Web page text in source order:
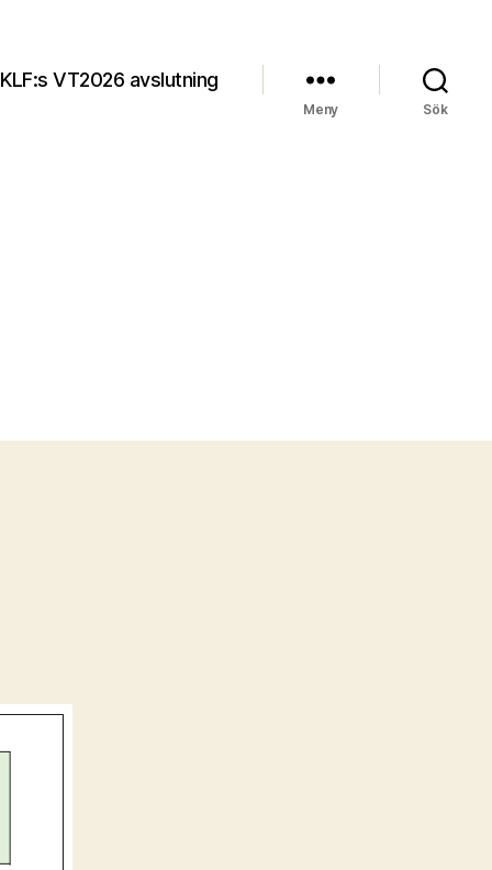
KLF:s VT2026 avslutning
Meny Sök